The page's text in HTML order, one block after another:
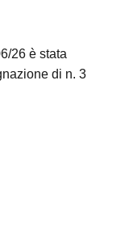
26 è stata
di n. 3